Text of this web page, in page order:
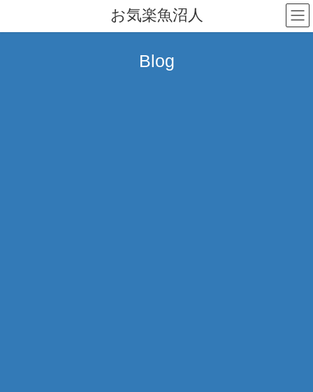
テ
ゲ
お気楽魚沼人
Blog